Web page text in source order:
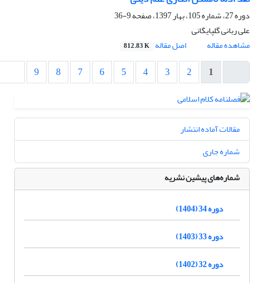
دوره 27، شماره 105، بهار 1397، صفحه
9-36
علی ربانی گلپایگانی
مشاهده مقاله
اصل مقاله 812.83 K
1
2
3
4
5
6
7
8
9
مقالات آماده انتشار
شماره جاری
شماره‌های پیشین نشریه
دوره 34 (1404)
دوره 33 (1403)
دوره 32 (1402)